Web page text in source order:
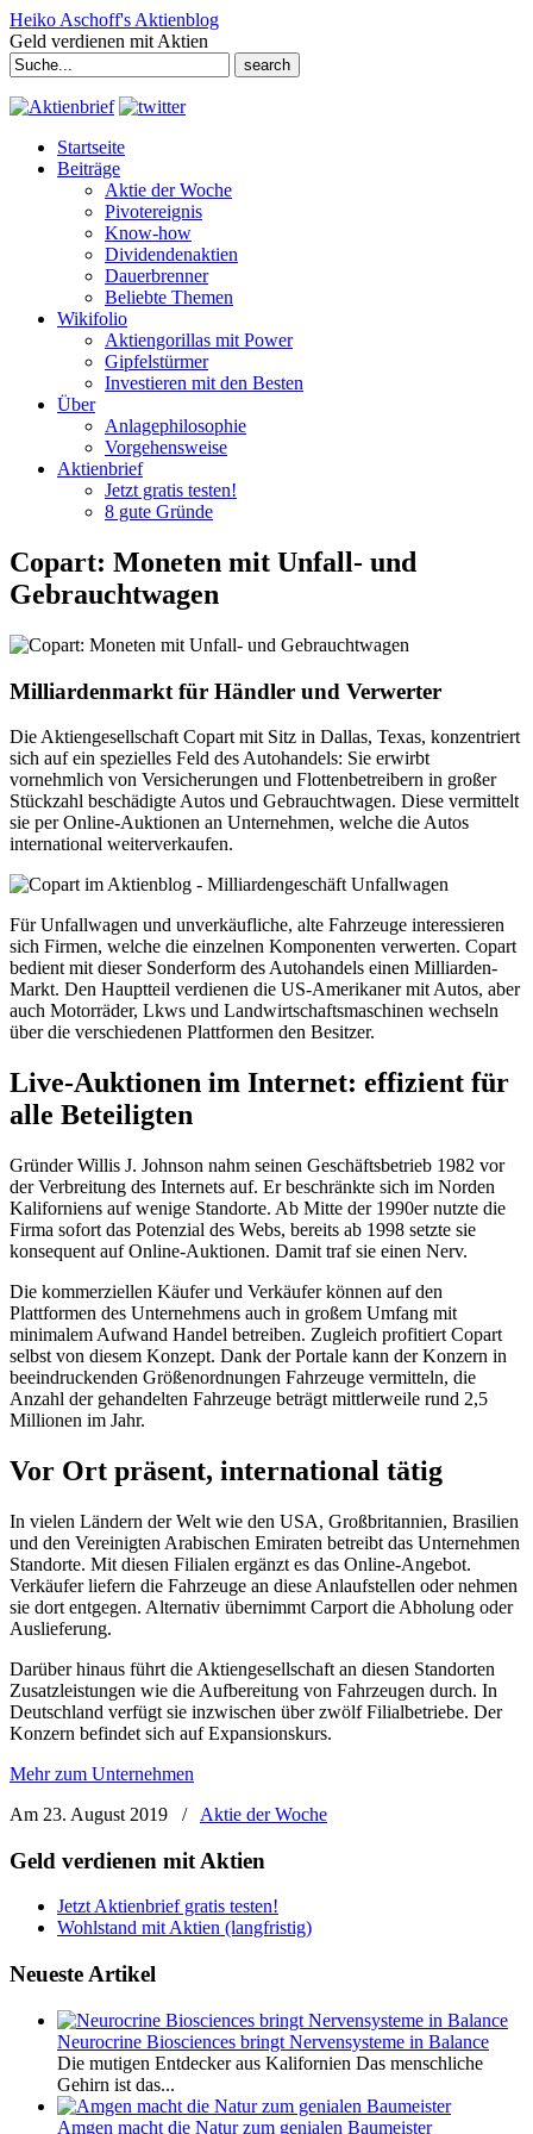
Heiko Aschoff's Aktienblog
Geld verdienen mit Aktien
Search
for:
Startseite
Beiträge
Aktie der Woche
Pivotereignis
Know-how
Dividendenaktien
Dauerbrenner
Beliebte Themen
Wikifolio
Aktiengorillas mit Power
Gipfelstürmer
Investieren mit den Besten
Über
Anlagephilosophie
Vorgehensweise
Aktienbrief
Jetzt gratis testen!
8 gute Gründe
Copart: Moneten mit Unfall- und
Gebrauchtwagen
Milliardenmarkt für Händler und Verwerter
Die Aktiengesellschaft Copart mit Sitz in Dallas, Texas, konzentriert
sich auf ein spezielles Feld des Autohandels: Sie erwirbt
vornehmlich von Versicherungen und Flottenbetreibern in großer
Stückzahl beschädigte Autos und Gebrauchtwagen. Diese vermittelt
sie per Online-Auktionen an Unternehmen, welche die Autos
international weiterverkaufen.
Für Unfallwagen und unverkäufliche, alte Fahrzeuge interessieren
sich Firmen, welche die einzelnen Komponenten verwerten. Copart
bedient mit dieser Sonderform des Autohandels einen Milliarden-
Markt. Den Hauptteil verdienen die US-Amerikaner mit Autos, aber
auch Motorräder, Lkws und Landwirtschaftsmaschinen wechseln
über die verschiedenen Plattformen den Besitzer.
Live-Auktionen im Internet: effizient für
alle Beteiligten
Gründer Willis J. Johnson nahm seinen Geschäftsbetrieb 1982 vor
der Verbreitung des Internets auf. Er beschränkte sich im Norden
Kaliforniens auf wenige Standorte. Ab Mitte der 1990er nutzte die
Firma sofort das Potenzial des Webs, bereits ab 1998 setzte sie
konsequent auf Online-Auktionen. Damit traf sie einen Nerv.
Die kommerziellen Käufer und Verkäufer können auf den
Plattformen des Unternehmens auch in großem Umfang mit
minimalem Aufwand Handel betreiben. Zugleich profitiert Copart
selbst von diesem Konzept. Dank der Portale kann der Konzern in
beeindruckenden Größenordnungen Fahrzeuge vermitteln, die
Anzahl der gehandelten Fahrzeuge beträgt mittlerweile rund 2,5
Millionen im Jahr.
Vor Ort präsent, international tätig
In vielen Ländern der Welt wie den USA, Großbritannien, Brasilien
und den Vereinigten Arabischen Emiraten betreibt das Unternehmen
Standorte. Mit diesen Filialen ergänzt es das Online-Angebot.
Verkäufer liefern die Fahrzeuge an diese Anlaufstellen oder nehmen
sie dort entgegen. Alternativ übernimmt Carport die Abholung oder
Auslieferung.
Darüber hinaus führt die Aktiengesellschaft an diesen Standorten
Zusatzleistungen wie die Aufbereitung von Fahrzeugen durch. In
Deutschland verfügt sie inzwischen über zwölf Filialbetriebe. Der
Konzern befindet sich auf Expansionskurs.
Mehr zum Unternehmen
Am 23. August 2019
/ Aktie der Woche
Geld verdienen mit Aktien
Jetzt Aktienbrief gratis testen!
Wohlstand mit Aktien (langfristig)
Neueste Artikel
Neurocrine Biosciences bringt Nervensysteme in Balance
Die mutigen Entdecker aus Kalifornien Das menschliche
Gehirn ist das...
Amgen macht die Natur zum genialen Baumeister